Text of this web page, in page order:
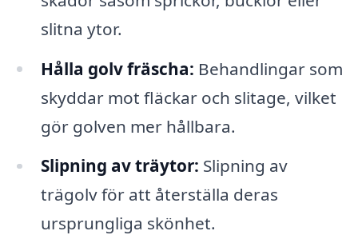
slitna ytor.
Hålla golv fräscha: Behandlingar som
skyddar mot fläckar och slitage, vilket
gör golven mer hållbara.
Slipning av träytor: Slipning av
trägolv för att återställa deras
ursprungliga skönhet.